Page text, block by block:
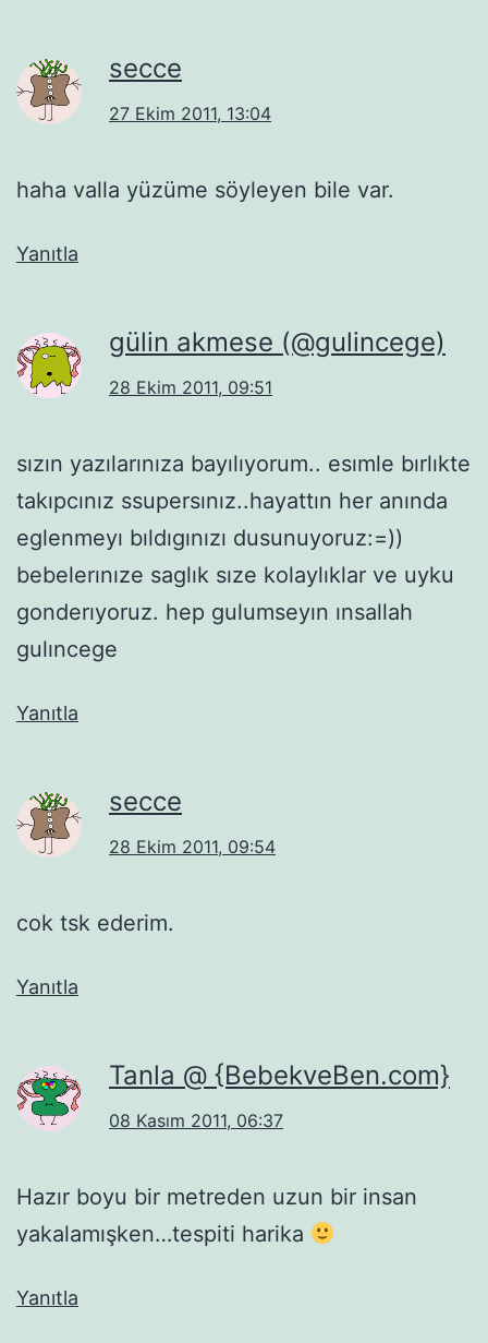
secce
27 Ekim 2011, 13:04
haha valla yüzüme söyleyen bile var.
Yanıtla
gülin akmese (@gulincege)
28 Ekim 2011, 09:51
sızın yazılarınıza bayılıyorum.. esımle bırlıkte
takıpcınız ssupersınız..hayattın her anında
eglenmeyı bıldıgınızı dusunuyoruz:=))
bebelerınıze saglık sıze kolaylıklar ve uyku
gonderıyoruz. hep gulumseyın ınsallah
gulıncege
Yanıtla
secce
28 Ekim 2011, 09:54
cok tsk ederim.
Yanıtla
Tanla @ {BebekveBen.com}
08 Kasım 2011, 06:37
Hazır boyu bir metreden uzun bir insan
yakalamışken…tespiti harika
Yanıtla